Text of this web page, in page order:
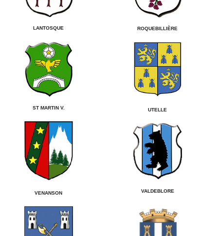
LANTOSQUE ROQUEBILLIÈRE
ST MARTIN V. UTELLE
VENANSON VALDEBLORE